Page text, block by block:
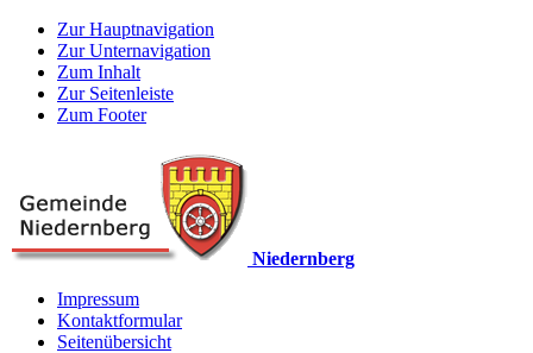
Zur Hauptnavigation
Zur Unternavigation
Zum Inhalt
Zur Seitenleiste
Zum Footer
Niedernberg
Impressum
Kontaktformular
Seitenübersicht